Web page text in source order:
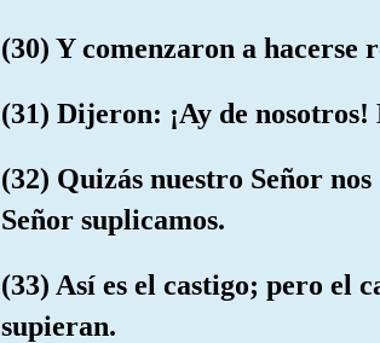
(30) Y comenzaron a hacerse
(31) Dijeron: ¡Ay de nosotros!
(32) Quizás nuestro Señor
Señor suplicamos.
(33) Así es el castigo; pero el
supieran.